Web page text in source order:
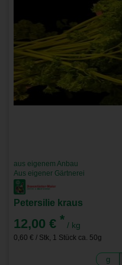
aus eigenem Anbau
Aus eigener Gärtnerei
Petersilie kraus
12,00 € * / kg
0,60 € / Stk, 1 Stück ca. 50g
g